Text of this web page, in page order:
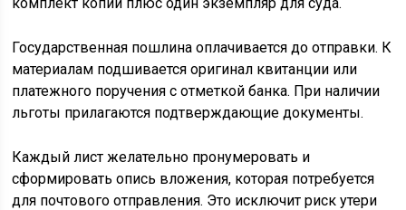
Государственная пошлина оплачивается до отправки. К
материалам подшивается оригинал квитанции или
платежного поручения с отметкой банка. При наличии
льготы прилагаются подтверждающие документы.
Каждый лист желательно пронумеровать и
сформировать опись вложения, которая потребуется
для почтового отправления. Это исключит риск утери